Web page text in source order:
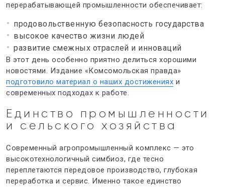
перерабатывающей промышленности обеспечивает:
продовольственную безопасность государства
высокое качество жизни людей
развитие смежных отраслей и инноваций
В этот день особенно приятно делиться хорошими
новостями. Издание «Комсомольская правда»
подготовило материал о наших достижениях и
современных подходах к работе.
Единство промышленности
и сельского хозяйства
Современный агропромышленный комплекс — это
высокотехнологичный симбиоз, где тесно
переплетаются передовое производство, глубокая
переработка и сервис. Именно такое единство